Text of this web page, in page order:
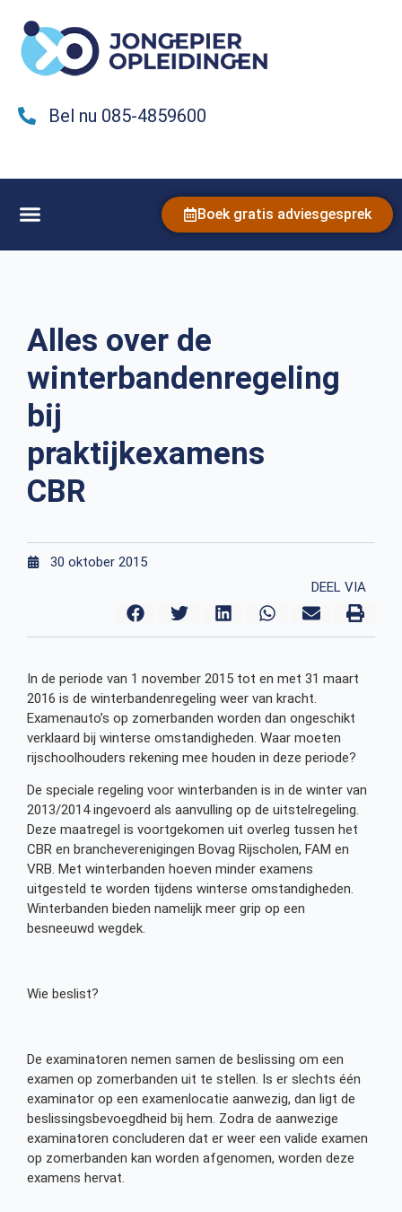
Bel nu 085-4859600
Boek gratis adviesgesprek
Alles over de
winterbandenregeling
bij
praktijkexamens
CBR
30 oktober 2015
DEEL VIA
In de periode van 1 november 2015 tot en met 31 maart
2016 is de winterbandenregeling weer van kracht.
Examenauto’s op zomerbanden worden dan ongeschikt
verklaard bij winterse omstandigheden. Waar moeten
rijschoolhouders rekening mee houden in deze periode?
De speciale regeling voor winterbanden is in de winter van
2013/2014 ingevoerd als aanvulling op de uitstelregeling.
Deze maatregel is voortgekomen uit overleg tussen het
CBR en brancheverenigingen Bovag Rijscholen, FAM en
VRB. Met winterbanden hoeven minder examens
uitgesteld te worden tijdens winterse omstandigheden.
Winterbanden bieden namelijk meer grip op een
besneeuwd wegdek.
Wie beslist?
De examinatoren nemen samen de beslissing om een
examen op zomerbanden uit te stellen. Is er slechts één
examinator op een examenlocatie aanwezig, dan ligt de
beslissingsbevoegdheid bij hem. Zodra de aanwezige
examinatoren concluderen dat er weer een valide examen
op zomerbanden kan worden afgenomen, worden deze
examens hervat.